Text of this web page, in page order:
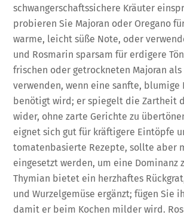
schwangerschaftssichere Kräuter
probieren Sie Majoran oder Oregano
warme, leicht süße Note, oder
und Rosmarin sparsam für erdigere
frischen oder getrockneten Majoran als
verwenden, wenn eine sanfte, blumige
benötigt wird; er spiegelt die Zartheit
wider, ohne zarte Gerichte zu
eignet sich gut für kräftigere Eintöpfe
tomatenbasierte Rezepte, sollte aber
eingesetzt werden, um eine Dominanz
Thymian bietet ein herzhaftes
und Wurzelgemüse ergänzt; fügen Sie
damit er beim Kochen milder wird.